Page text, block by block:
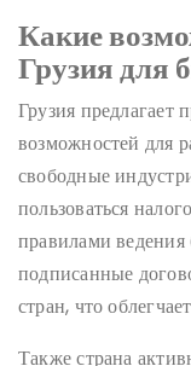
Какие
Грузия для
Грузия предлагает
возможностей для
свободные
пользоваться
правилами
подписанные
стран, что
Также страна